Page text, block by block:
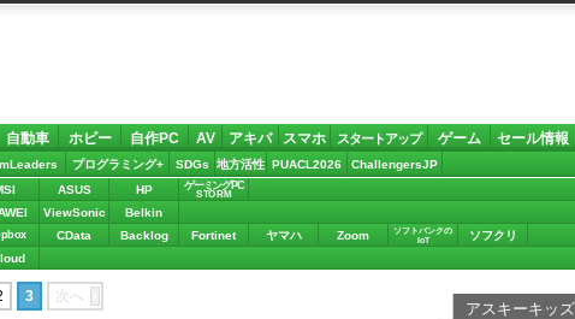
自動車 ホビー 自作PC AV アキバ スマホ スタートアップ ゲーム セール情報
プログラミング+ SDGs 地方活性 PUACL2026 ChallengersJP
ASUS HP ゲーミングPC
STORM
ViewSonic Belkin
CData Backlog Fortinet ヤマハ Zoom
ソフトバンクの
IoT
ソフクリ
3 次へ
アスキーキッ